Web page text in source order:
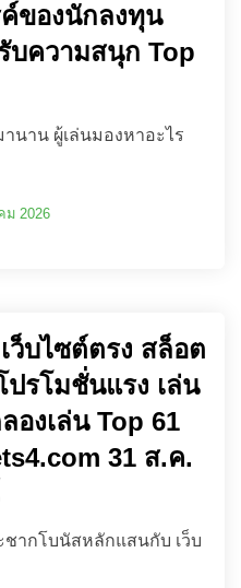
ของนักลงทุน
บความสนุก Top
นาน ผู้เล่นมองหาอะไร
ม 2026
ว็บไซต์ตรง สล็อต
ปรโมชั่นแรง เล่น
องเล่น Top 61
31 ส.ค.
ชากโบนัสหลักแสนกับ เว็บ